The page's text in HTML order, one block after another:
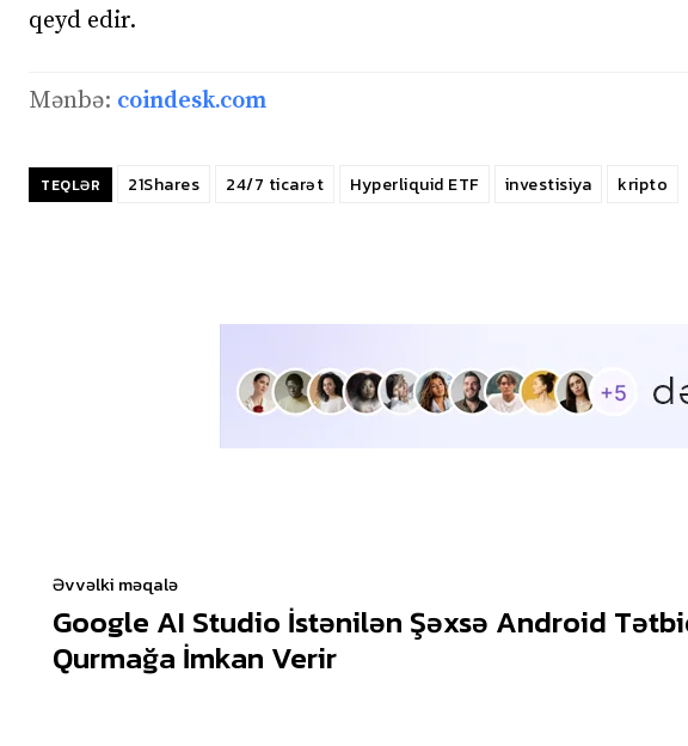
qeyd edir.
Mənbə: coindesk.com
TEQLƏR 21Shares 24/7 ticarət Hyperliquid ETF investisiya kripto
Əvvəlki məqalə
Google AI Studio İstənilən Şəxsə Android
Qurmağa İmkan Verir